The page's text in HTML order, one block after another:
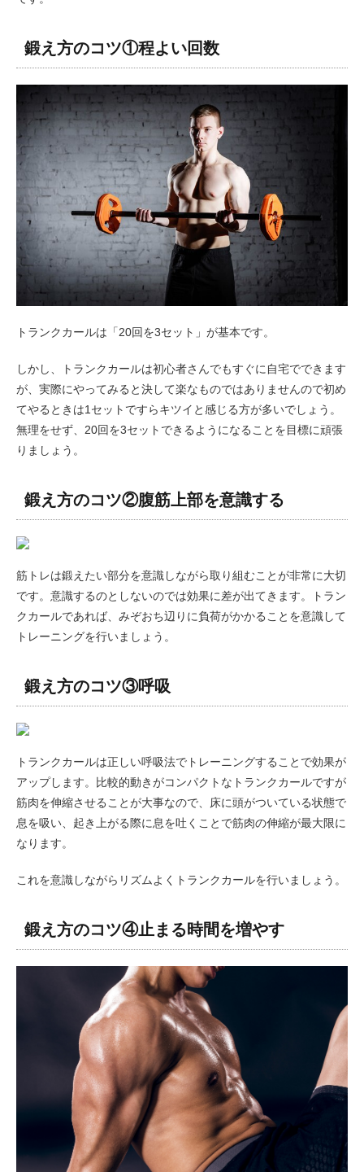
鍛え方のコツ①程よい回数
トランクカールは「20回を3セット」が基本です。
しかし、トランクカールは初心者さんでもすぐに自宅でできます
が、実際にやってみると決して楽なものではありませんので初め
てやるときは1セットですらキツイと感じる方が多いでしょう。
無理をせず、20回を3セットできるようになることを目標に頑張
りましょう。
鍛え方のコツ②腹筋上部を意識する
筋トレは鍛えたい部分を意識しながら取り組むことが非常に大切
です。意識するのとしないのでは効果に差が出てきます。トラン
クカールであれば、みぞおち辺りに負荷がかかることを意識して
トレーニングを行いましょう。
鍛え方のコツ③呼吸
トランクカールは正しい呼吸法でトレーニングすることで効果が
アップします。比較的動きがコンパクトなトランクカールですが
筋肉を伸縮させることが大事なので、床に頭がついている状態で
息を吸い、起き上がる際に息を吐くことで筋肉の伸縮が最大限に
なります。
これを意識しながらリズムよくトランクカールを行いましょう。
鍛え方のコツ④止まる時間を増やす